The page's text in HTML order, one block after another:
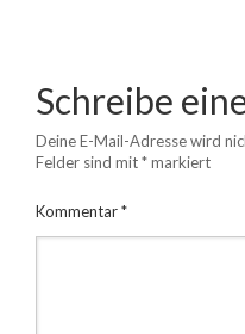
Schreibe
Deine E-Mail-Adresse wird
Felder sind mit*markiert
Kommentar*